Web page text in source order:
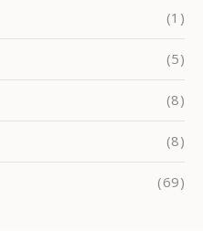
(1)
(5)
(8)
(8)
(69)